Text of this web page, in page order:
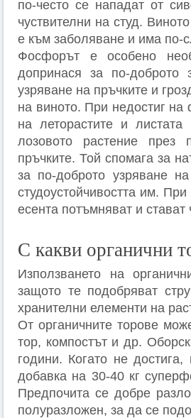
по-често се нападат от
чуствителни на студ.
е към заболяване и има по-
Фосфорът е особено
допринася за по-доброто
узряване на пръчките и
на виното. При недостиг
на леторастите и
лозовото растение през
пръчките. Той спомага за
за по-доброто узряване
студоустойчивостта им.
есента потъмняват и стават
С какви органични
Използването на
защото те подобряват
хранителни елементи на
От органичните торове
тор, компостът и др.
години. Когато не
добавка на 30-40 кг
Предпочита се добре
полуразложен, за да се